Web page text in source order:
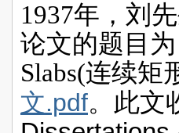
1937年，刘
论文的题目为
Slabs(连续矩
文.pdf。 此文